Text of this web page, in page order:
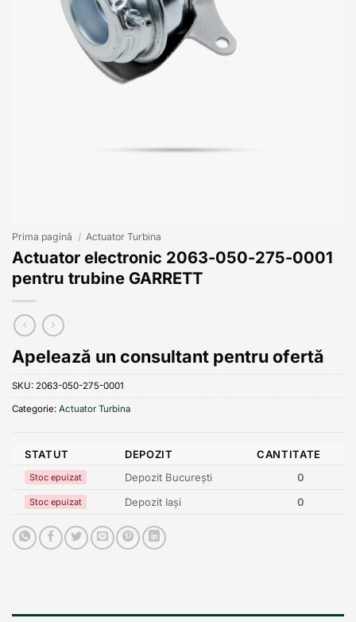
Prima pagină / Actuator Turbina
Actuator electronic 2063-050-275-0001
pentru trubine GARRETT
Apelează un consultant pentru ofertă
SKU: 2063-050-275-0001
Categorie: Actuator Turbina
STATUT DEPOZIT CANTITATE
Stoc epuizat Depozit București 0
Stoc epuizat Depozit Iași 0